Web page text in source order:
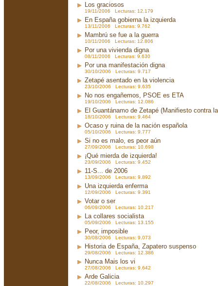
Los graciosos
19/11/2006 Lecturas: 12.179
En España gobierna la izquierda
13/11/2006 Lecturas: 9.762
Mambrú se fue a la guerra
10/11/2006 Lecturas: 12.806
Por una vivienda digna
08/11/2006 Lecturas: 9.630
Por una manifestación digna
30/10/2006 Lecturas: 9.717
Zetapé asentado en la violencia
23/10/2006 Lecturas: 9.635
No nos engañemos, PSOE es ETA
19/10/2006 Lecturas: 12.086
El Guantánamo de Zetapé (Manifiesto contra
18/10/2006 Lecturas: 9.464
Ocaso y ruina de la nación española
05/10/2006 Lecturas: 9.777
Si no es malo, es peor aún
27/09/2006 Lecturas: 10.698
¡Qué mierda de izquierda!
23/09/2006 Lecturas: 9.452
11-S... de 2006
13/09/2006 Lecturas: 9.892
Una izquierda enferma
12/09/2006 Lecturas: 9.391
Votar o ser
06/09/2006 Lecturas: 10.217
La collares socialista
05/09/2006 Lecturas: 13.155
Peor, imposible
30/08/2006 Lecturas: 9.073
Historia de España, Zapatero suspenso
29/08/2006 Lecturas: 12.386
Nunca Mais los vi
27/08/2006 Lecturas: 9.642
Arde Galicia
22/08/2006 Lecturas: 10.297